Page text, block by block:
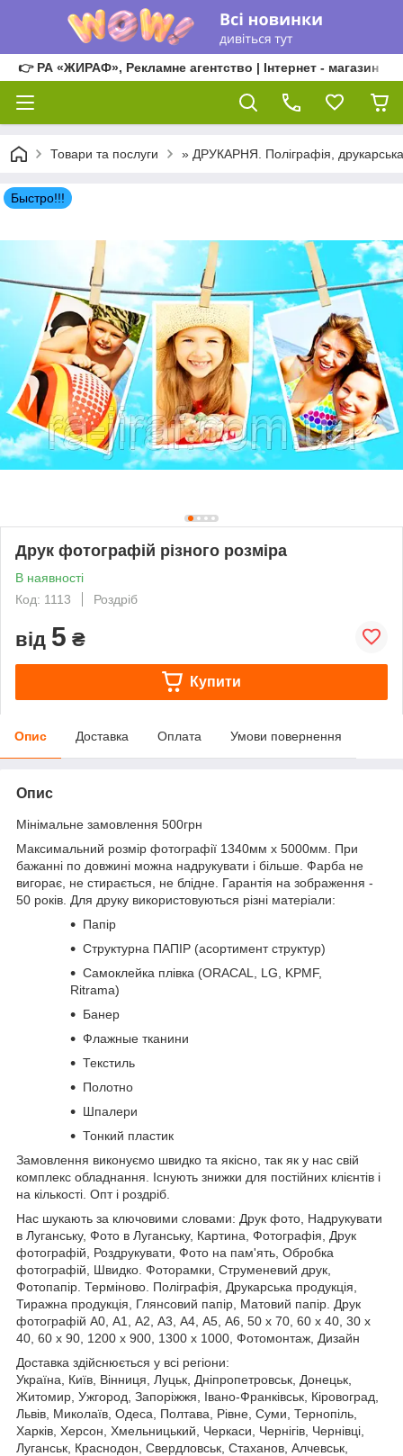
👉 РА «ЖИРАФ», Рекламне агентство | Інтернет - магазин
Товари та послуги » ДРУКАРНЯ. Поліграфія,
Быстро!!!
Друк фотографій різного розміра
В наявності
Код: 1113
Роздріб
від 5 ₴
Купити
Опис Доставка Оплата Умови повернення
Опис
Мінімальне замовлення 500грн
Максимальний розмір фотографії 1340мм х 5000мм. При
бажанні по довжині можна надрукувати і більше. Фарба не
вигорає, не стирається, не блідне. Гарантія на зображення -
50 років. Для друку використовуються різні матеріали:
Папір
Структурна ПАПІР (асортимент структур)
Самоклейка плівка (ORACAL, LG, KPMF,
Ritrama)
Банер
Флажные тканини
Текстиль
Полотно
Шпалери
Тонкий пластик
Замовлення виконуємо швидко та якісно, так як у нас свій
комплекс обладнання. Існують знижки для постійних клієнтів і
на кількості. Опт і роздріб.
Нас шукають за ключовими словами: Друк фото, Надрукувати
в Луганську, Фото в Луганську, Картина, Фотографія, Друк
фотографій, Роздрукувати, Фото на пам'ять, Обробка
фотографій, Швидко. Фоторамки, Струменевий друк,
Фотопапір. Терміново. Поліграфія, Друкарська продукція,
Тиражна продукція, Глянсовий папір, Матовий папір. Друк
фотографій А0, А1, А2, А3, А4, А5, А6, 50 х 70, 60 х 40, 30 х
40, 60 х 90, 1200 х 900, 1300 х 1000, Фотомонтаж, Дизайн
Доставка здійснюється у всі регіони:
Україна, Київ, Вінниця, Луцьк, Дніпропетровськ, Донецьк,
Житомир, Ужгород, Запоріжжя, Івано-Франківськ, Кіровоград,
Львів, Миколаїв, Одеса, Полтава, Рівне, Суми, Тернопіль,
Харків, Херсон, Хмельницький, Черкаси, Чернігів, Чернівці,
Луганськ, Краснодон, Свердловськ, Стаханов, Алчевськ,